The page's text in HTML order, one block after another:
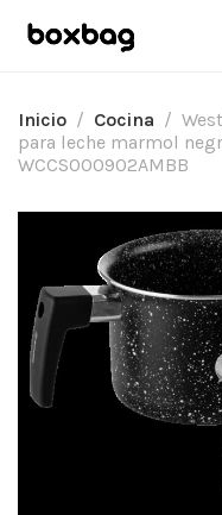
Inicio Cocina
para leche marmol
WCCS000902AMBB